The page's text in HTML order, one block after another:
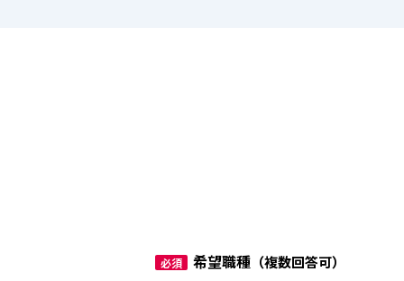
必須 希望職種 （複数回答可）